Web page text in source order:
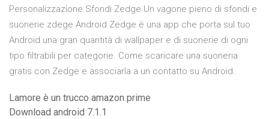
Personalizzazione Sfondi Zedge Un vagone pieno di sfondi e
suonerie zdege Android Zedge è una app che porta sul tuo
Android una gran quantità di wallpaper e di suonerie di ogni
tipo filtrabili per categorie. Come scaricare una suoneria
gratis con Zedge e associarla a un contatto su Android.
Lamore è un trucco amazon prime
Download android 7.1.1